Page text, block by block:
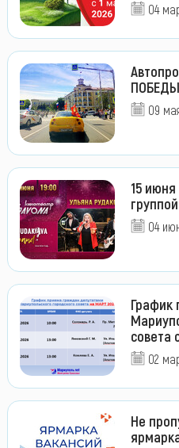
04
ПОБЕДЫ
09
15
04
График
совета
02
Не